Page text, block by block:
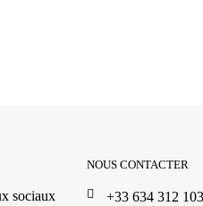
sociaux
NOUS CONTACTER
+33 634 312 103